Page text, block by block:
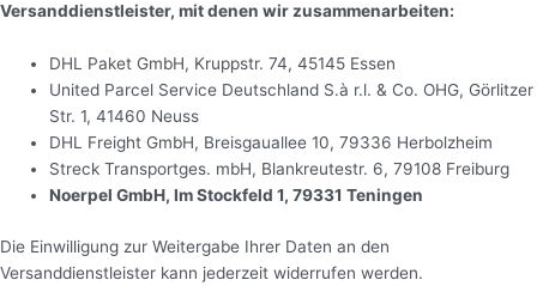
Versanddienstleister, mit denen wir zusammenarbeiten:
DHL Paket GmbH, Kruppstr. 74, 45145 Essen
United Parcel Service Deutschland S.à r.l. & Co. OHG, Görlitzer
Str. 1, 41460 Neuss
DHL Freight GmbH, Breisgauallee 10, 79336 Herbolzheim
Streck Transportges. mbH, Blankreutestr. 6, 79108 Freiburg
Noerpel GmbH, Im Stockfeld 1, 79331 Teningen
Die Einwilligung zur Weitergabe Ihrer Daten an den
Versanddienstleister kann jederzeit widerrufen werden.